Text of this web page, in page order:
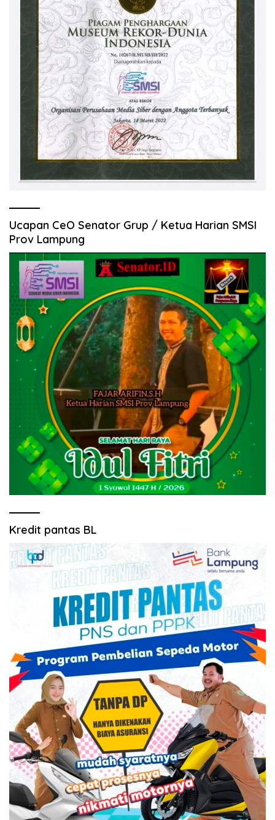
Ucapan CeO Senator Grup / Ketua Harian SMSI
Prov Lampung
Kredit pantas BL